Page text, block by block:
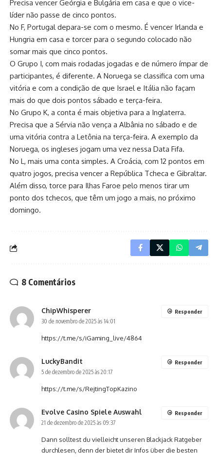
Precisa vencer Geórgia e Bulgária em casa e que o vice-
líder não passe de cinco pontos.
No F, Portugal depara-se com o mesmo. É vencer Irlanda e
Hungria em casa e torcer para o segundo colocado não
somar mais que cinco pontos.
O Grupo I, com mais rodadas jogadas e de número ímpar de
participantes, é diferente. A Noruega se classifica com uma
vitória e com a condição de que Israel e Itália não façam
mais do que dois pontos sábado e terça-feira.
No Grupo K, a conta é mais objetiva para a Inglaterra.
Precisa que a Sérvia não vença a Albânia no sábado e de
uma vitória contra a Letônia na terça-feira. A exemplo da
Noruega, os ingleses jogam uma vez nessa Data Fifa.
No L, mais uma conta simples. A Croácia, com 12 pontos em
quatro jogos, precisa vencer a República Tcheca e Gibraltar.
Além disso, torce para Ilhas Faroe pelo menos tirar um
ponto dos tchecos, que têm um jogo a mais, no próximo
domingo.
8 Comentários
ChipWhisperer
30 de novembro de 2025 às 14:01
https://t.me/s/iGaming_live/4864
Responder
LuckyBandit
5 de dezembro de 2025 às 20:17
https://t.me/s/RejtingTopKazino
Responder
Evolve Casino Spiele Auswahl
21 de dezembro de 2025 às 09:37
Dann solltest du vielleicht unseren Blackjack Ratgeber
durchlesen, denn der bietet dir Infos über die besten
Responder